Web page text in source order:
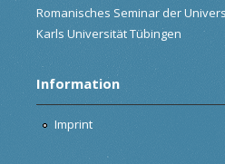
Romanisches Seminar der
Karls Universität Tübingen
Information
Imprint